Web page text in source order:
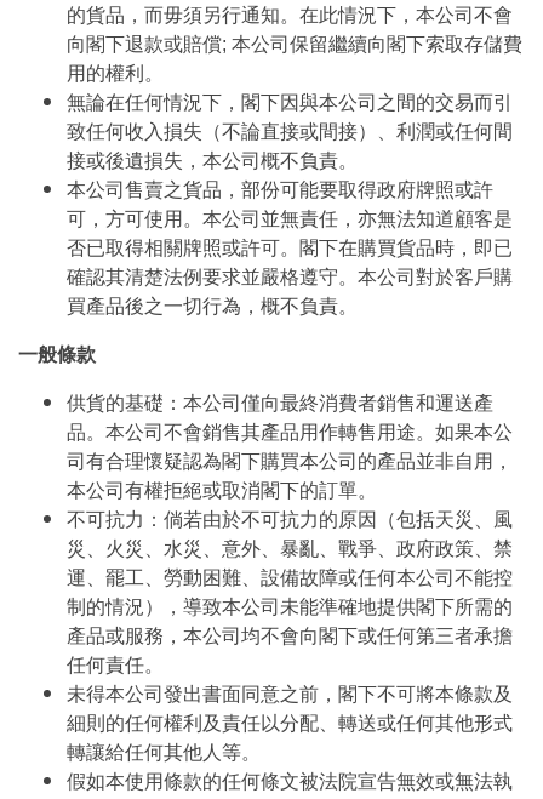
的貨品，而毋須另行通知。在此情況下，本公司不會
向閣下退款或賠償; 本公司保留繼續向閣下索取存儲費
用的權利。
無論在任何情況下，閣下因與本公司之間的交易而引
致任何收入損失（不論直接或間接）、利潤或任何間
接或後遺損失，本公司概不負責。
本公司售賣之貨品，部份可能要取得政府牌照或許
可，方可使用。本公司並無責任，亦無法知道顧客是
否已取得相關牌照或許可。閣下在購買貨品時，即已
確認其清楚法例要求並嚴格遵守。本公司對於客戶購
買產品後之一切行為，概不負責。
一般條款
供貨的基礎：本公司僅向最終消費者銷售和運送產
品。本公司不會銷售其產品用作轉售用途。如果本公
司有合理懷疑認為閣下購買本公司的產品並非自用，
本公司有權拒絕或取消閣下的訂單。
不可抗力：倘若由於不可抗力的原因（包括天災、風
災、火災、水災、意外、暴亂、戰爭、政府政策、禁
運、罷工、勞動困難、設備故障或任何本公司不能控
制的情況），導致本公司未能準確地提供閣下所需的
產品或服務，本公司均不會向閣下或任何第三者承擔
任何責任。
未得本公司發出書面同意之前，閣下不可將本條款及
細則的任何權利及責任以分配、轉送或任何其他形式
轉讓給任何其他人等。
假如本使用條款的任何條文被法院宣告無效或無法執